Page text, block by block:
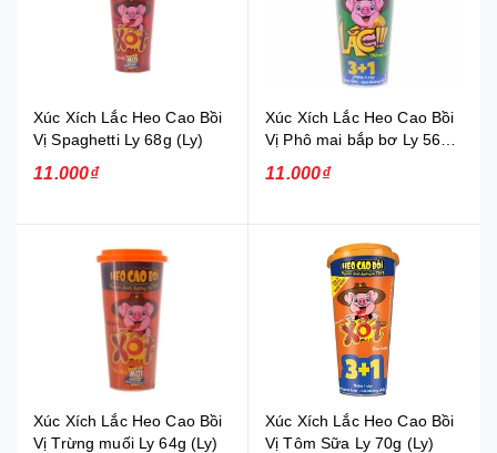
Xúc Xích Lắc Heo Cao Bồi
Vị Spaghetti Ly 68g (Ly)
11.000₫
Xúc Xích Lắc Heo Cao Bồi
Vị Phô mai bắp bơ Ly 56g
11.000₫
Xúc Xích Lắc Heo Cao Bồi
Vị Trừng muối Ly 64g (Ly)
Xúc Xích Lắc Heo Cao Bồi
Vị Tôm Sữa Ly 70g (Ly)